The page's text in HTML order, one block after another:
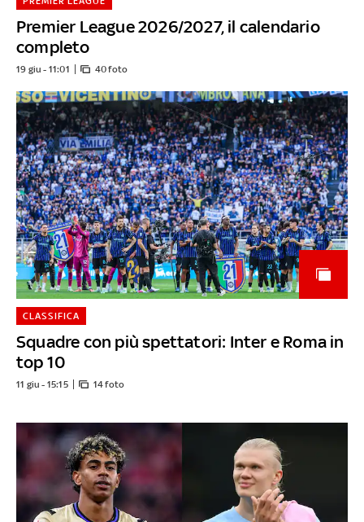
Premier League 2026/2027, il calendario
completo
19 giu - 11:01 40 foto
Squadre con più spettatori: Inter e Roma in
top 10
CLASSIFICA
11 giu - 15:15 14 foto